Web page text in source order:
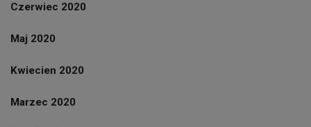
Czerwiec 2020
Maj 2020
Kwiecien 2020
Marzec 2020